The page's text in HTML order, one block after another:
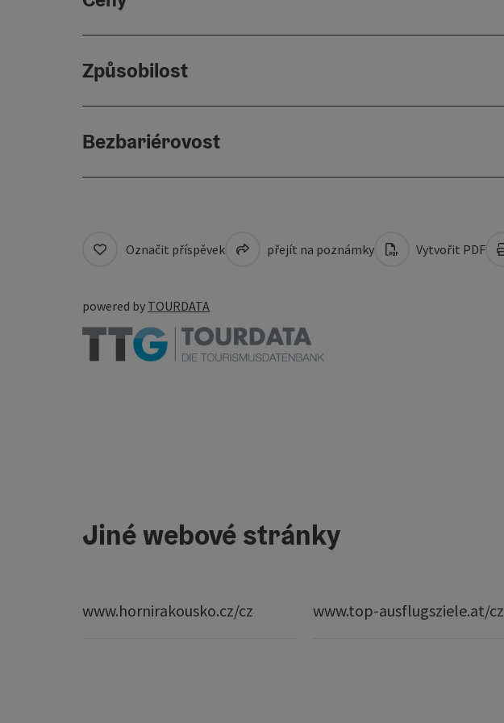
Způsobilost
Bezbariérovost
Označit příspěvek přejít na poznámky Vytvořit PDF
powered by TOURDATA
Jiné webové stránky
www.hornirakousko.cz/cz www.top-ausflugsziele.at/cz